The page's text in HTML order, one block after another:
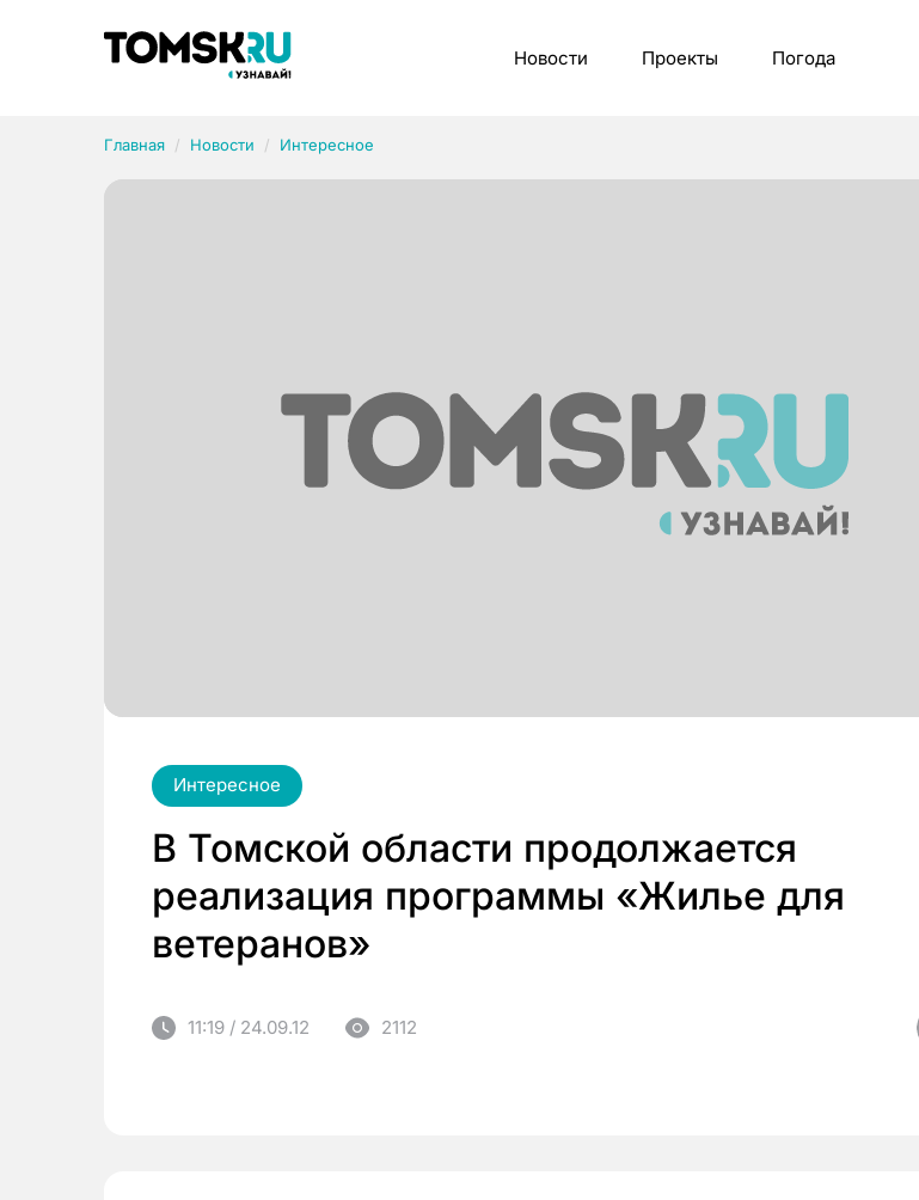
Новости Проекты Погода
Главная Новости Интересное
Интересное
В Томской области продолжается
реализация программы «Жилье для
ветеранов»
11:19 / 24.09.12 2112
Рубрики